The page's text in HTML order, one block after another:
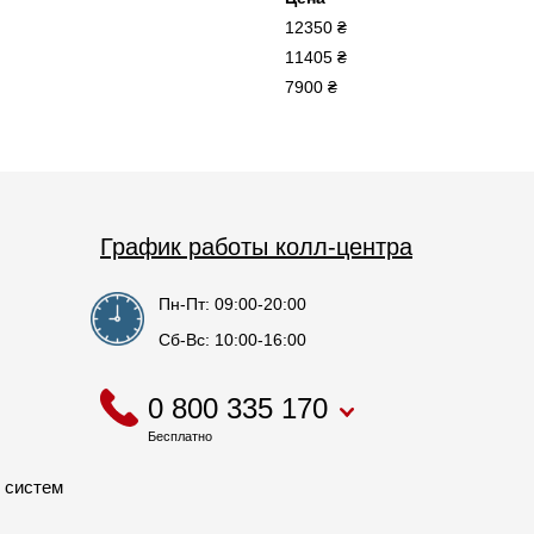
12350 ₴
11405 ₴
7900 ₴
График работы колл-центра
Пн-Пт: 09:00-20:00
Сб-Вс: 10:00-16:00
0 800 335 170
Бесплатно